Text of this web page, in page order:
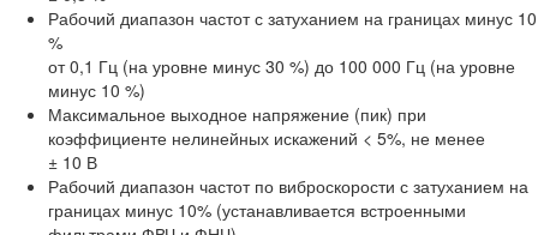
Рабочий диапазон частот с затуханием на границах минус 10
%
от 0,1 Гц (на уровне минус 30 %) до 100 000 Гц (на уровне
минус 10 %)
Максимальное выходное напряжение (пик) при
коэффициенте нелинейных искажений < 5%, не менее
± 10 В
Рабочий диапазон частот по виброскорости с затуханием на
границах минус 10% (устанавливается встроенными